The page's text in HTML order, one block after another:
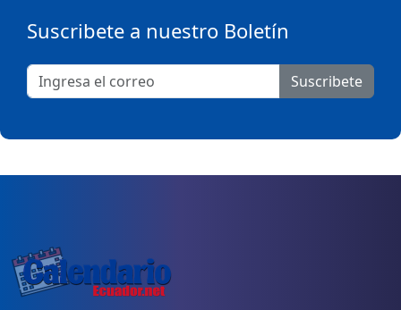
Suscribete a nuestro Boletín
Suscribete